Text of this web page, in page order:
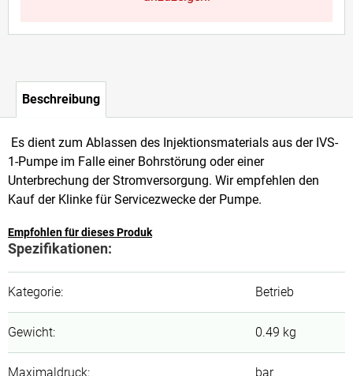
Beschreibung
Es dient zum Ablassen des Injektionsmaterials aus der IVS-
1-Pumpe im Falle einer Bohrstörung oder einer
Unterbrechung der Stromversorgung. Wir empfehlen den
Kauf der Klinke für Servicezwecke der Pumpe.
Empfohlen für dieses Produk
Spezifikationen:
Kategorie: Betrieb
Gewicht: 0.49 kg
Maximaldruck: bar